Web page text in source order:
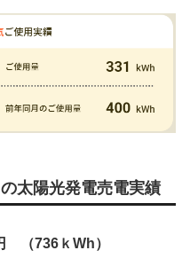
太陽光発電売電実績
（736ｋWh）